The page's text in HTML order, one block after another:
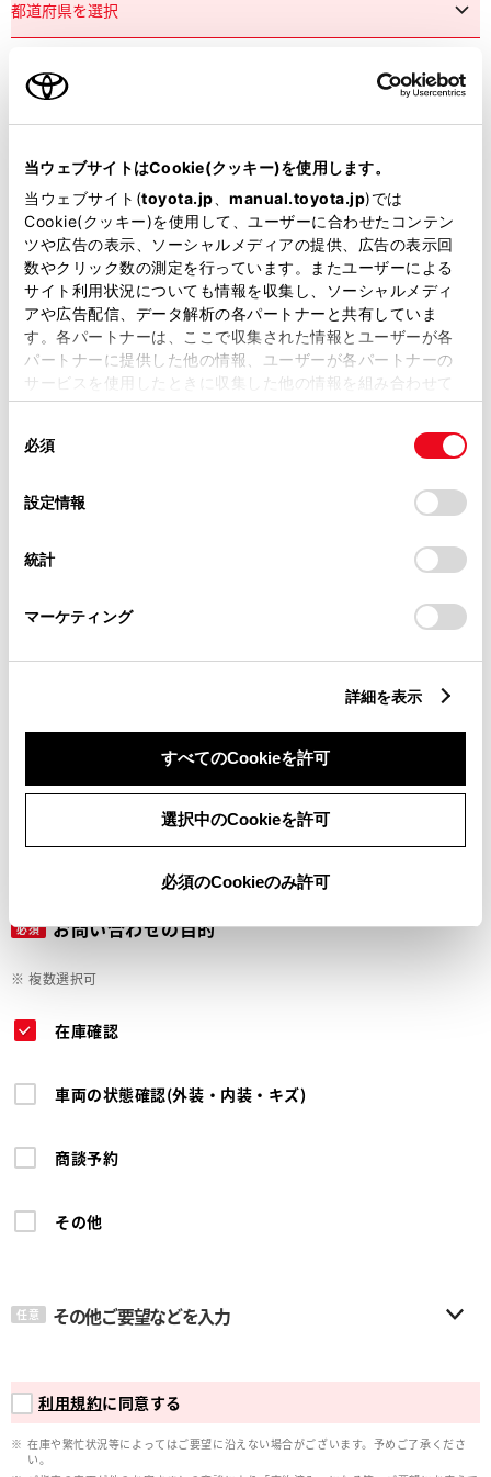
当ウェブサイトはCookie(クッキー)を使用します。
当ウェブサイト(toyota.jp manual.toyota.jp)では
Cookie(クッキー)を使用して、ユーザーに合わせたコンテン
ツや広告の表示、ソーシャルメディアの提供、広告の表示回
数やクリック数の測定を行っています。またユーザーによる
サイト利用状況についても情報を収集し、ソーシャルメディ
アや広告配信、データ解析の各パートナーと共有していま
す。各パートナーは、ここで収集された情報とユーザーが各
パートナーに提供した他の情報、ユーザーが各パートナーの
サービスを使用したときに収集した他の情報を組み合わせて
使用することがあります。当ウェブサイトの使用を続行する
デバイスにすべてのCookie(クッキー)が保存されることに同
意したことになります。Cookie(クッキー)のオプトアウト、
設定の変更、同意を撤回したりするにあたっては、当社の
「Cookie（クッキー）情報の取り扱いについて
」をご覧くだ
必須
設定情報
統計
マーケティング
詳細を表示
すべてのCookieを許可
選択中のCookieを許可
必須のCookieのみ許可
市区町村名
必須 丁目番地
建物名
必須 ご希望の連絡方法
Eメール
メールアドレス
必須 お問い合わせの目的
※ 複数選択可
在庫確認
車両の状態確認(外装・内装・キズ)
商談予約
その他
任意 その他ご要望などを入力
利用規約に同意する
在庫や繁忙状況等によってはご要望に沿えない場合がございます。予めご了承くださ
い。